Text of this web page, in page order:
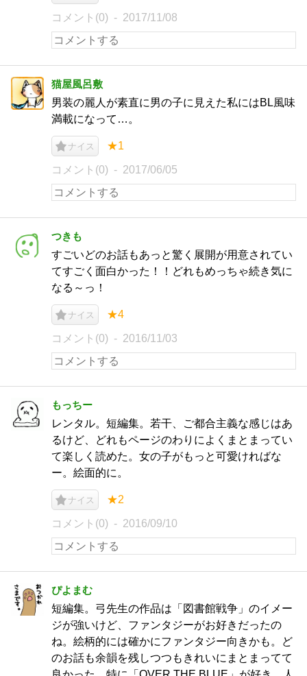
コメント(0) 2017/11/08
猫屋風呂敷
男装の麗人が素直に男の子に見えた私にはBL風味
満載になって…。
ナイス ★1
コメント(0) 2017/06/05
つきも
すごいどのお話もあっと驚く展開が用意されてい
てすごく面白かった！！どれもめっちゃ続き気に
なる～っ！
ナイス ★4
コメント(0) 2016/11/03
もっちー
レンタル。短編集。若干、ご都合主義な感じはあ
るけど、どれもページのわりによくまとまってい
て楽しく読めた。女の子がもっと可愛ければな
ー。絵面的に。
ナイス ★2
コメント(0) 2016/09/10
ぴよまむ
短編集。弓先生の作品は「図書館戦争」のイメー
ジが強いけど、ファンタジーがお好きだったの
ね。絵柄的には確かにファンタジー向きかも。ど
のお話も余韻を残しつつもきれいにまとまってて